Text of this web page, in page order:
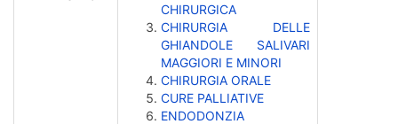
CHIRURGICA
CHIRURGIA DELLE
GHIANDOLE SALIVARI
MAGGIORI E MINORI
CHIRURGIA ORALE
CURE PALLIATIVE
ENDODONZIA